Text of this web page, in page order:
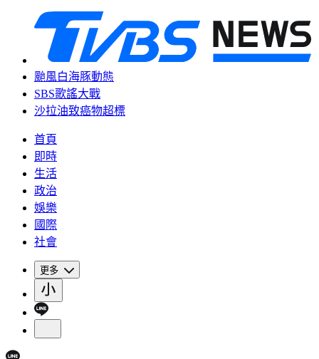
颱風白海豚動態
SBS歌謠大戰
沙拉油致癌物超標
首頁
即時
生活
政治
娛樂
國際
社會
更多